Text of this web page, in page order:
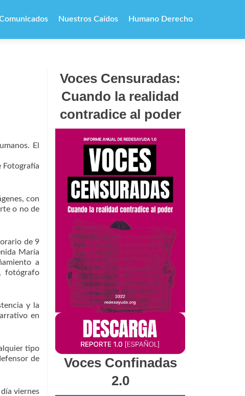
Nuestros Caídos Humano Derecho
El
Fotografía
con
o no de
de 9
María
a
fotógrafo
y la
en
tipo
de
viernes
Voces Censuradas:
Cuando la realidad
contradice al poder
Voces Confinadas
2.0